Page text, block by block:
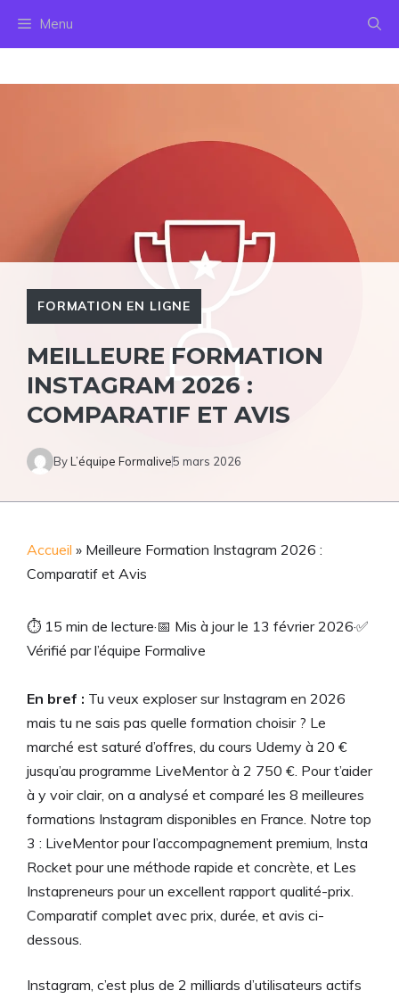
Menu
FORMATION EN LIGNE
MEILLEURE FORMATION
INSTAGRAM 2026 :
COMPARATIF ET AVIS
ByL’équipe Formalive5 mars 2026
Accueil » Meilleure Formation Instagram 2026 :
Comparatif et Avis
⏱ 15 min de lecture·📅 Mis à jour le 13 février 2026·✅
Vérifié par l’équipe Formalive
En bref : Tu veux exploser sur Instagram en 2026
mais tu ne sais pas quelle formation choisir ? Le
marché est saturé d’offres, du cours Udemy à 20 €
jusqu’au programme LiveMentor à 2 750 €. Pour t’aider
à y voir clair, on a analysé et comparé les 8 meilleures
formations Instagram disponibles en France. Notre top
3 : LiveMentor pour l’accompagnement premium, Insta
Rocket pour une méthode rapide et concrète, et Les
Instapreneurs pour un excellent rapport qualité-prix.
Comparatif complet avec prix, durée, et avis ci-
dessous.
Instagram, c’est plus de 2 milliards d’utilisateurs actifs